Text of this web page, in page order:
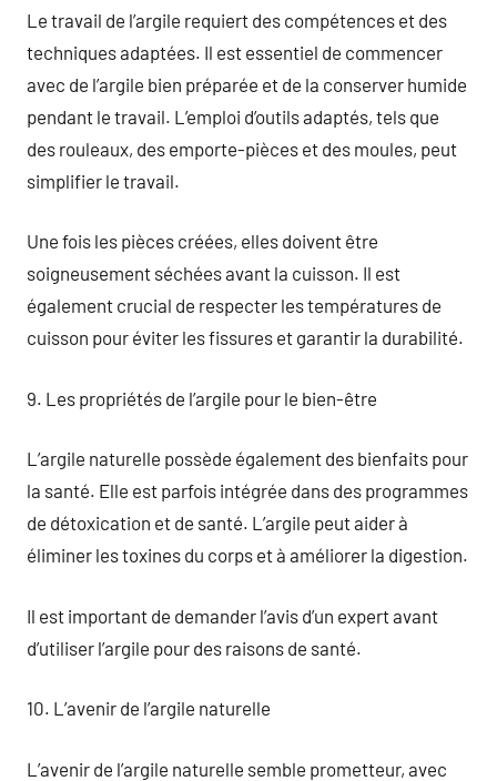
Le travail de l’argile requiert des compétences et des
techniques adaptées. Il est essentiel de commencer
avec de l’argile bien préparée et de la conserver humide
pendant le travail. L’emploi d’outils adaptés, tels que
des rouleaux, des emporte-pièces et des moules, peut
simplifier le travail.
Une fois les pièces créées, elles doivent être
soigneusement séchées avant la cuisson. Il est
également crucial de respecter les températures de
cuisson pour éviter les fissures et garantir la durabilité.
9. Les propriétés de l’argile pour le bien-être
L’argile naturelle possède également des bienfaits pour
la santé. Elle est parfois intégrée dans des programmes
de détoxication et de santé. L’argile peut aider à
éliminer les toxines du corps et à améliorer la digestion.
Il est important de demander l’avis d’un expert avant
d’utiliser l’argile pour des raisons de santé.
10. L’avenir de l’argile naturelle
L’avenir de l’argile naturelle semble prometteur, avec